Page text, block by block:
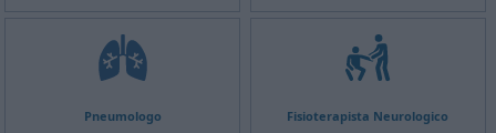
Pneumologo Fisioterapista Neurologico